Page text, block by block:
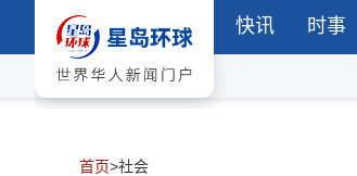
快讯 时事
首页>社会